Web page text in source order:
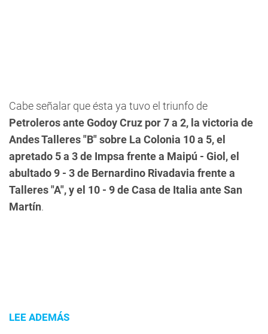
Cabe señalar que ésta ya tuvo el triunfo de
Petroleros ante Godoy Cruz por 7 a 2, la victoria de
Andes Talleres "B" sobre La Colonia 10 a 5, el
apretado 5 a 3 de Impsa frente a Maipú - Giol, el
abultado 9 - 3 de Bernardino Rivadavia frente a
Talleres "A", y el 10 - 9 de Casa de Italia ante San
Martín.
LEE ADEMÁS